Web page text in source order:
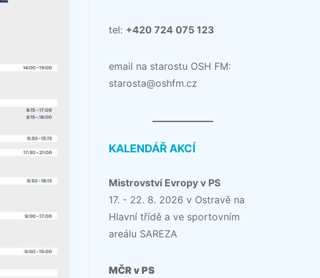
tel: +420 724 075 123
email na starostu OSH FM:
starosta@oshfm.cz
KALENDÁŘ AKCÍ
Mistrovství Evropy v PS
17. - 22. 8. 2026 v Ostravě na
Hlavní třídě a ve sportovním
areálu SAREZA
MČR v PS